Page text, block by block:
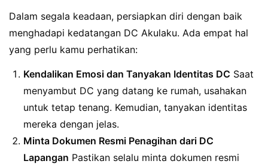
Dalam segala keadaan, persiapkan diri dengan baik
menghadapi kedatangan DC Akulaku. Ada empat hal
yang perlu kamu perhatikan:
Kendalikan Emosi dan Tanyakan Identitas DC Saat
menyambut DC yang datang ke rumah, usahakan
untuk tetap tenang. Kemudian, tanyakan identitas
mereka dengan jelas.
Minta Dokumen Resmi Penagihan dari DC
Lapangan Pastikan selalu minta dokumen resmi